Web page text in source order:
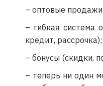
– оптовые
– гибкая система
кредит, рассрочка);
– бонусы (скидки,
– теперь ни один